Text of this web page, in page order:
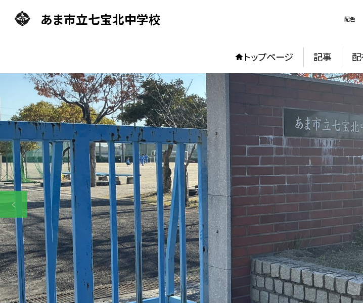
あま市立七宝北中学校 配色
トップページ 記事